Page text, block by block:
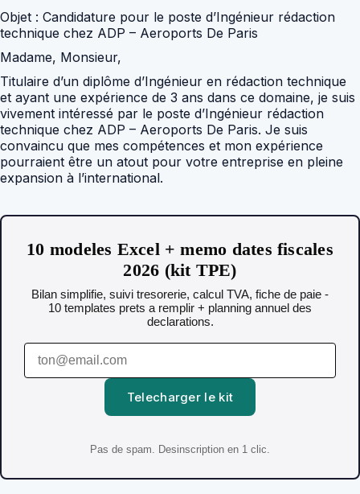
Objet : Candidature pour le poste d’Ingénieur rédaction
technique chez ADP – Aeroports De Paris
Madame, Monsieur,
Titulaire d’un diplôme d’Ingénieur en rédaction technique
et ayant une expérience de 3 ans dans ce domaine, je suis
vivement intéressé par le poste d’Ingénieur rédaction
technique chez ADP – Aeroports De Paris. Je suis
convaincu que mes compétences et mon expérience
pourraient être un atout pour votre entreprise en pleine
expansion à l’international.
10 modeles Excel + memo dates fiscales
2026 (kit TPE)
Bilan simplifie, suivi tresorerie, calcul TVA, fiche de paie -
10 templates prets a remplir + planning annuel des
declarations.
Telecharger le kit
Pas de spam. Desinscription en 1 clic.